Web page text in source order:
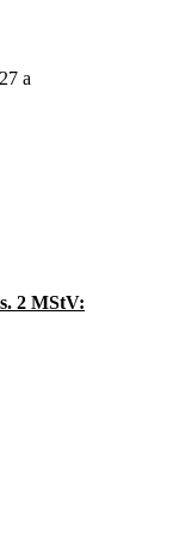
a
2 MStV: